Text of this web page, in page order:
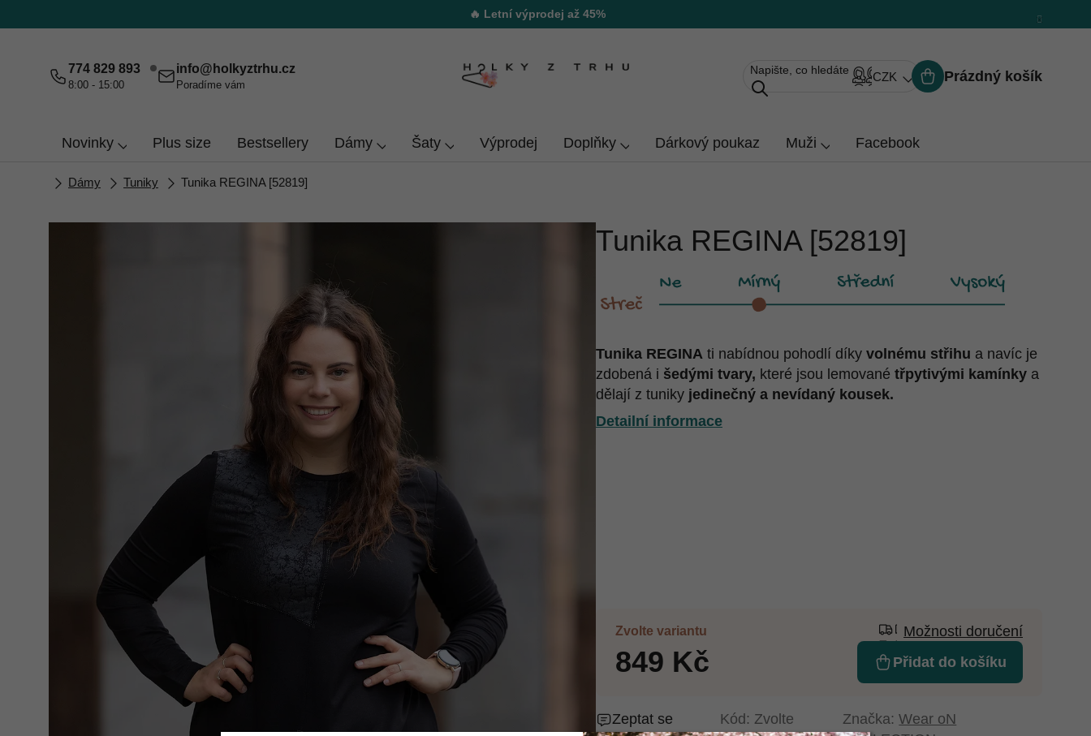
na
🔥 Letní výprodej až 45%
774 829 893
8:00 - 15:00
info@ holkyztrhu.cz
Poradíme vám
Nákupní
Prázdný košík
CZK
Novinky Plus size Bestsellery Dámy Šaty Výprodej Doplňky Dárkový poukaz Muži Facebook
DomůDámy Tuniky Tunika REGINA [52819]
Tunika REGINA [52819]
Zvolte variantu Možnosti doručení
849 Kč Přidat do košíku
Tunika REGINA ti nabídnou pohodlí díky volnému střihu a navíc je
zdobená i šedými tvary, které jsou lemované třpytivými kamínky a
dělají z tuniky jedinečný a nevídaný kousek.
Detailní informace
Zeptat se
Značka:Wear oN
Kód: Zvolte